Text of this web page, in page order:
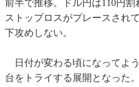
前半で推移。ドル円は110円
ストップロスがプレースされ
下攻めしない。
日付が変わる頃になってよ
台をトライする展開となった